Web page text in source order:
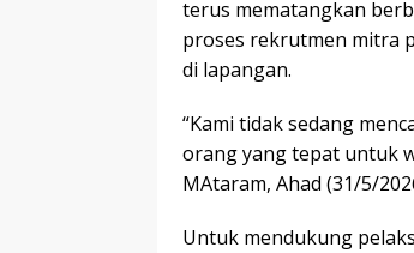
terus mematangkan
proses rekrutmen mitra
di lapangan.
“Kami tidak sedang
orang yang tepat untuk
MAtaram, Ahad (31/5/
Untuk mendukung